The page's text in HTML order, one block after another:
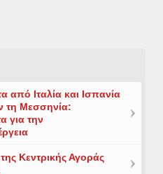
από Ιταλία και Ισπανία
τη Μεσσηνία:
για την
Κεντρικής Αγοράς